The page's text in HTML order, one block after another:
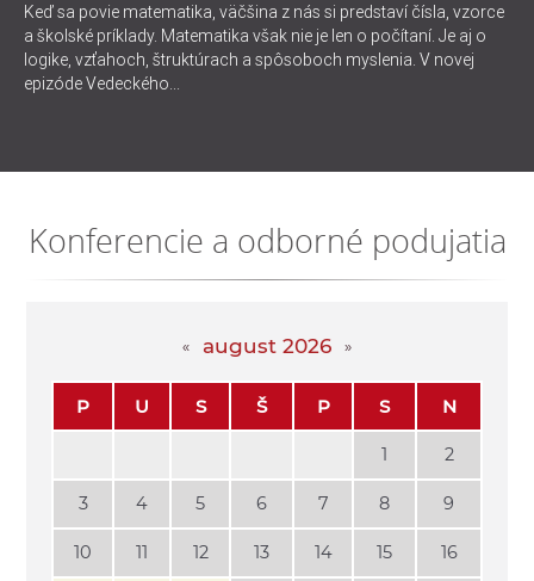
Keď sa povie matematika, väčšina z nás si predstaví čísla, vzorce
a školské príklady. Matematika však nie je len o počítaní. Je aj o
logike, vzťahoch, štruktúrach a spôsoboch myslenia. V novej
epizóde Vedeckého...
Konferencie a odborné podujatia
august 2026
P U S Š P S N
1 2
3 4 5 6 7 8 9
10 11 12 13 14 15 16